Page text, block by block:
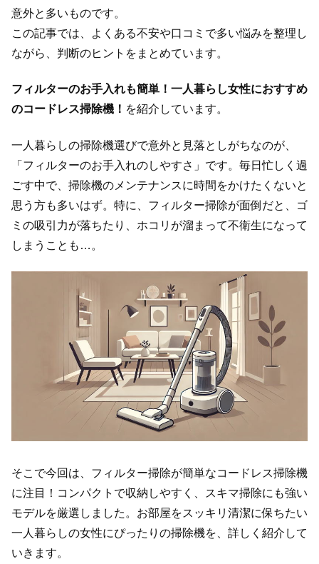
意外と多いものです。
この記事では、よくある不安や口コミで多い悩みを整理し
ながら、判断のヒントをまとめています。
フィルターのお手入れも簡単！一人暮らし女性におすすめ
のコードレス掃除機！ を紹介しています。
一人暮らしの掃除機選びで意外と見落としがちなのが、
「フィルターのお手入れのしやすさ」です。毎日忙しく過
ごす中で、掃除機のメンテナンスに時間をかけたくないと
思う方も多いはず。特に、フィルター掃除が面倒だと、ゴ
ミの吸引力が落ちたり、ホコリが溜まって不衛生になって
しまうことも…。
そこで今回は、フィルター掃除が簡単なコードレス掃除機
に注目！コンパクトで収納しやすく、スキマ掃除にも強い
モデルを厳選しました。お部屋をスッキリ清潔に保ちたい
一人暮らしの女性にぴったりの掃除機を、詳しく紹介して
いきます。